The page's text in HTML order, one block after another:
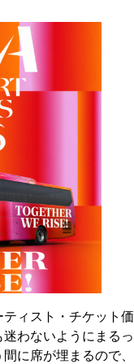
ィスト・チケット価
わないようにまるっ
に席が埋まるので、